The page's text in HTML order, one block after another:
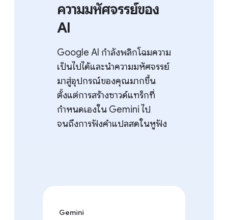
ความมหัศจรรย์ของ
AI
Google AI กำลังพลิกโฉมความ
เป็นไปได้และนำความมหัศจรรย์
มาสู่อุปกรณ์ของคุณมากขึ้น
ตั้งแต่การสร้างซาวด์แทร็กที่
กำหนดเองใน Gemini ไป
จนถึงการฟังคำแปลสดในหูฟัง
Gemini